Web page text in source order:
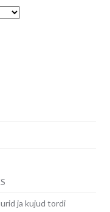
ja kujud tordi